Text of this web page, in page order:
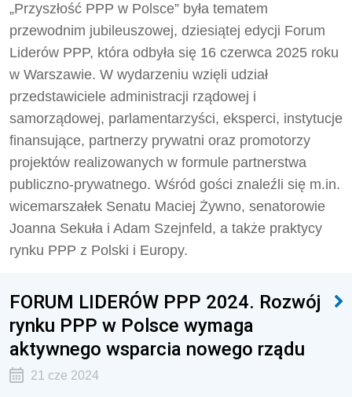
„Przyszłość PPP w Polsce” była tematem
przewodnim jubileuszowej, dziesiątej edycji Forum
Liderów PPP, która odbyła się 16 czerwca 2025 roku
w Warszawie. W wydarzeniu wzięli udział
przedstawiciele administracji rządowej i
samorządowej, parlamentarzyści, eksperci, instytucje
finansujące, partnerzy prywatni oraz promotorzy
projektów realizowanych w formule partnerstwa
publiczno-prywatnego. Wśród gości znaleźli się m.in.
wicemarszałek Senatu Maciej Żywno, senatorowie
Joanna Sekuła i Adam Szejnfeld, a także praktycy
rynku PPP z Polski i Europy.
FORUM LIDERÓW PPP 2024. Rozwój
rynku PPP w Polsce wymaga
aktywnego wsparcia nowego rządu
21 cze 2024